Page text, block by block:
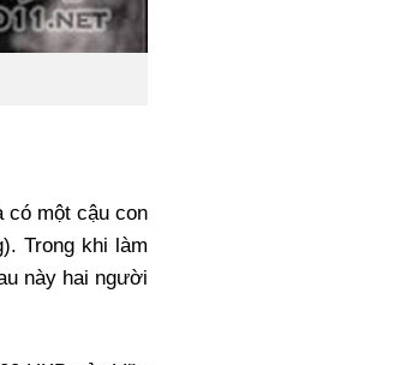
có một cậu con
Trong khi làm
này hai người